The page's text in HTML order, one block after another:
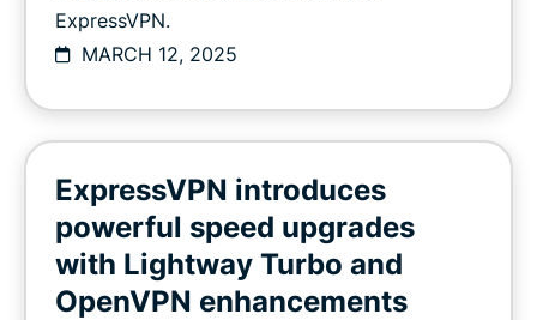
ExpressVPN.
MARCH 12, 2025
ExpressVPN introduces
powerful speed upgrades
with Lightway Turbo and
OpenVPN enhancements